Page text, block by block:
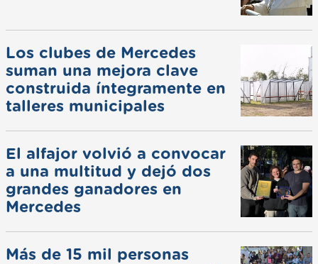
Los clubes de Mercedes
suman una mejora clave
construida íntegramente en
talleres municipales
El alfajor volvió a convocar
a una multitud y dejó dos
grandes ganadores en
Mercedes
Más de 15 mil personas